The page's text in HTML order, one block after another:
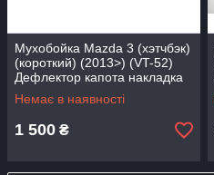
Мухобойка Mazda 3 (хэтчбэк)
(короткий) (2013>) (VT-52)
Дефлектор капота накладка
Немає в наявності
1 500 ₴